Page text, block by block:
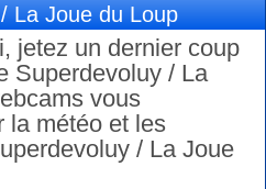
La Joue du Loup
jetez un dernier coup
Superdevoluy / La
vous
la météo et les
/ La Joue